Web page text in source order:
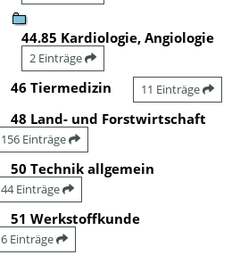
44.85 Kardiologie, Angiologie
2 Einträge
46 Tiermedizin 11 Einträge
48 Land- und Forstwirtschaft
156 Einträge
50 Technik allgemein
44 Einträge
51 Werkstoffkunde
6 Einträge